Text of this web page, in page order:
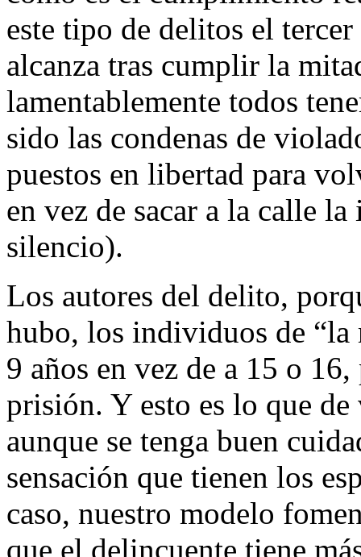
este tipo de delitos el
alcanza tras cumplir la
lamentablemente todos
sido las condenas de
puestos en libertad para
en vez de sacar a la calle
silencio).
Los autores del delito,
hubo, los individuos de “la
9 años en vez de a 15 o
prisión. Y esto es lo que
aunque se tenga buen
sensación que tienen los
caso, nuestro modelo
que el delincuente tiene